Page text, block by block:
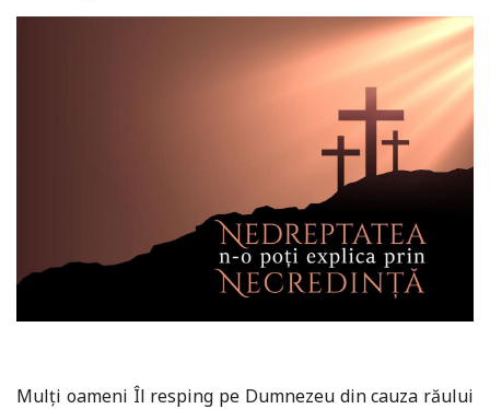
Mulți oameni Îl resping pe Dumnezeu din cauza răului